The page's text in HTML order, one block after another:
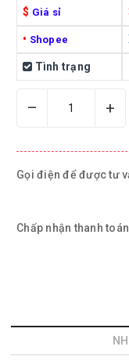
$ Giá sỉ
• Shopee
Tình trạng
– +
Gọi điện để được tư
Chấp nhận thanh